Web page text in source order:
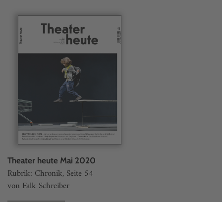
Theater heute Mai 2020
Rubrik: Chronik, Seite 54
von Falk Schreiber